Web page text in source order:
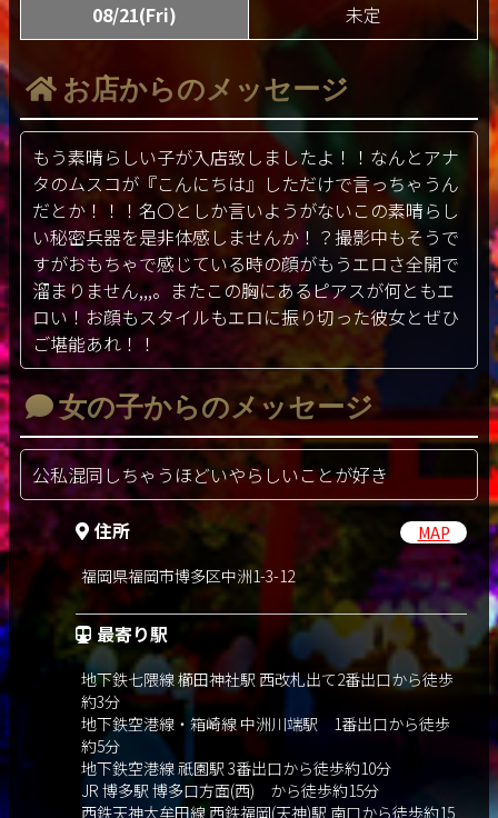
08/21(Fri)
未定
お店からのメッセージ
もう素晴らしい子が入店致しましたよ！！なんとアナ
タのムスコが『こんにちは』しただけで言っちゃうん
だとか！！！名〇としか言いようがないこの素晴らし
い秘密兵器を是非体感しませんか！？撮影中もそうで
すがおもちゃで感じている時の顔がもうエロさ全開で
溜まりません,,,。またこの胸にあるピアスが何ともエ
ロい！お顔もスタイルもエロに振り切った彼女とぜひ
ご堪能あれ！！
女の子からのメッセージ
公私混同しちゃうほどいやらしいことが好き
住所
福岡県福岡市博多区中洲1-3-12
MAP
最寄り駅
地下鉄七隈線 櫛田神社駅 西改札出て2番出口から徒歩
約3分
地下鉄空港線・箱崎線 中洲川端駅 1番出口から徒歩
約5分
地下鉄空港線 祇園駅 3番出口から徒歩約10分
JR 博多駅 博多口方面(西) から徒歩約15分
西鉄天神大牟田線 西鉄福岡(天神)駅 南口から徒歩約15